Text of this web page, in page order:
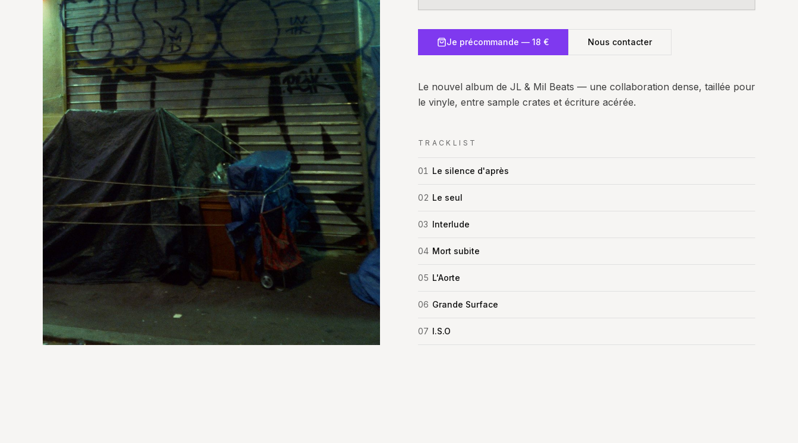
Je précommande — 18 € Nous contacter
Le nouvel album de JL & Mil Beats — une collaboration dense, taillée pour
le vinyle, entre sample crates et écriture acérée.
TRACKLIST
01 Le silence d'après
02 Le seul
03 Interlude
04 Mort subite
05 L'Aorte
06 Grande Surface
07 I.S.O